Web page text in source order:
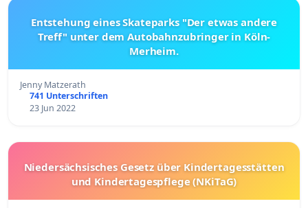
Entstehung eines Skateparks "Der etwas andere
Treff" unter dem Autobahnzubringer in Köln-
Merheim.
Jenny Matzerath
741 Unterschriften
23 Jun 2022
Niedersächsisches Gesetz über Kindertagesstätten
und Kindertagespflege (NKiTaG)